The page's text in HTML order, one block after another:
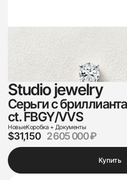
Studio jewelry
Серьги с
ct. FBGY/VVS
НовыеКоробка + Документы
$31,150 2 605 000 ₽
Купить